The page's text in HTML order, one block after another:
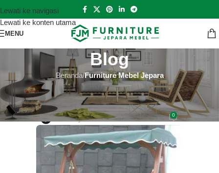
Lewati ke navigasi
Lewati ke konten utama
MENU
Blog
Beranda/Furniture Mebel Jepara
FURNITURE MEBEL JEPARA
Jual Mebel Jati Jepara Terbaru
Hutankayu FurnitureAktif 2019-05-19 0